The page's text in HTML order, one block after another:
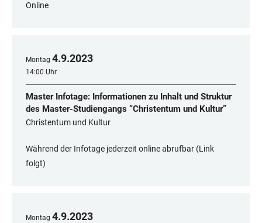
Online
Montag 4.9.2023
14:00 Uhr
Master Infotage: Informationen zu Inhalt und Struktur
des Master-Studiengangs “Christentum und Kultur”
Christentum und Kultur
Während der Infotage jederzeit online abrufbar (Link
folgt)
Montag 4.9.2023